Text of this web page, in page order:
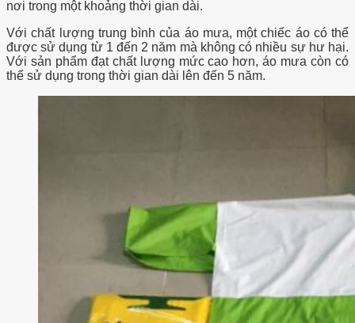
nơi trong một khoảng thời gian dài.
Với chất lượng trung bình của áo mưa, một chiếc áo có thể
được sử dụng từ 1 đến 2 năm mà không có nhiều sự hư hại.
Với sản phẩm đạt chất lượng mức cao hơn, áo mưa còn có
thể sử dụng trong thời gian dài lên đến 5 năm.